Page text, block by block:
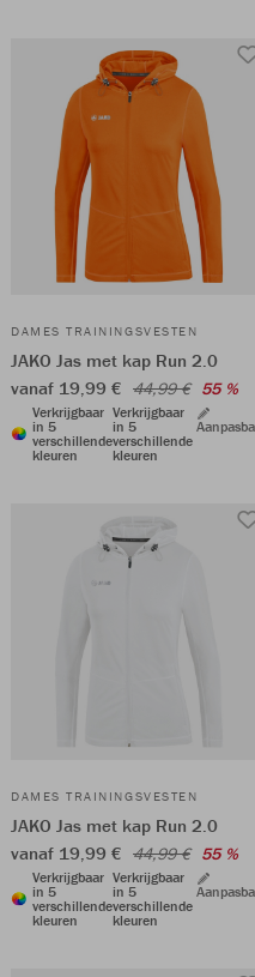
DAMES TRAININGSVESTEN
JAKO Jas met kap Run 2.0
vanaf 19,99 € 44,99 € 55 %
Verkrijgbaar
in 5
verschillende
kleuren
Verkrijgbaar
in 5
verschillende
kleuren
DAMES TRAININGSVESTEN
JAKO Jas met kap Run 2.0
vanaf 19,99 € 44,99 € 55 %
Verkrijgbaar
in 5
verschillende
kleuren
Verkrijgbaar
in 5
verschillende
kleuren